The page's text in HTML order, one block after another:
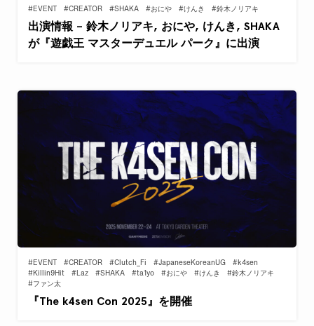
#EVENT #CREATOR #SHAKA #おにや #けんき #鈴木ノリアキ
出演情報 – 鈴木ノリアキ, おにや, けんき, SHAKA
が『遊戯王 マスターデュエル パーク』に出演
#EVENT #CREATOR #Clutch_Fi #JapaneseKoreanUG
#k4sen
#Killin9Hit
#Laz #SHAKA #ta1yo #おにや #けんき
#鈴木ノリアキ
#ファン太
『The k4sen Con 2025』を開催